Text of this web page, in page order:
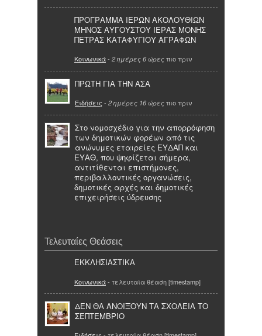
ΠΡΟΓΡΑΜΜΑ ΙΕΡΩΝ ΑΚΟΛΟΥΘΙΩΝ
ΜΗΝΟΣ ΑΥΓΟΥΣΤΟΥ ΙΕΡΑΣ ΜΟΝΗΣ
ΠΕΤΡΑΣ ΚΑΤΑΦΥΓΙΟΥ ΑΓΡΑΦΩΝ
Κοινωνικά- 2 ημέρες 6 ώρες πιο πριν
ΠΡΩΤΗ ΓΙΑ ΤΗΝ ΑΣΑ
Ειδήσεις - 2 ημέρες 16 ώρες πιο πριν
Στο νομοσχέδιο για την απορρόφηση
των δημοτικών φορέων από τις
ανώνυμες εταιρείες ΕΥΔΑΠ και
ΕΥΑΘ, που ψηφίζεται σήμερα,
αντιτίθενται επιστήμονες,
περιβαλλοντικές οργανώσεις,
δημοτικές αρχές και δημοτικές
επιχειρήσεις ύδρευσης
Τελευταίες Θεάσεις
ΕΚΚΛΗΣΙΑΣΤΙΚΑ
Κοινωνικά- τελευταία θέαση [timestamp]
ΔΕΝ ΘΑ ΑΝΟΙΞΟΥΝ ΤΑ ΣΧΟΛΕΙΑ ΤΟ
ΣΕΠΤΕΜΒΡΙΟ